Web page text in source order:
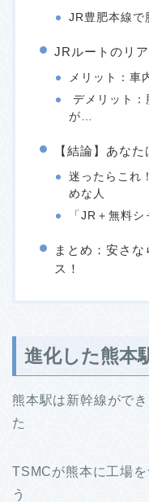
JR豊肥本線で
JRルートのリ
メリット：車
デメリット：
が…
【結論】あな
迷ったらこれ
めな人
「JR＋無料
まとめ：安さ
ス！
進化した熊本
熊本駅は新幹線がで
た
TSMCが熊本に工場
う